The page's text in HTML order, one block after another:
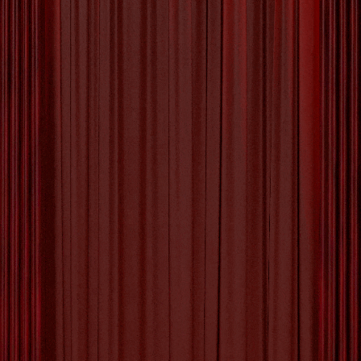
De Betoverende Wereld van
Escher’s Kunst: Optische
Illusies en Verbeelding
De Fascinerende Kunst van Escher: Een Wereld
van Optische Illusies De Nederlandse
kunstenaar Maurits Cornelis Escher, beter
bekend als Escher, staat bekend om zijn unieke
en intrigerende kunstwerken die de grenzen van
realiteit en verbeelding vervagen. Zijn werk wordt
gekenmerkt door complexe geometrische
patronen, onmogelijke constructies en optische
illusies die de kijker uitdagen en verwonderen.
[more…]